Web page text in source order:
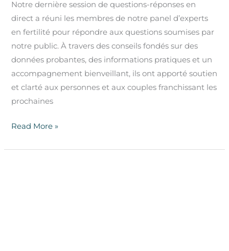
Notre dernière session de questions-réponses en
direct a réuni les membres de notre panel d’experts
en fertilité pour répondre aux questions soumises par
notre public. À travers des conseils fondés sur des
données probantes, des informations pratiques et un
accompagnement bienveillant, ils ont apporté soutien
et clarté aux personnes et aux couples franchissant les
prochaines
Read More »